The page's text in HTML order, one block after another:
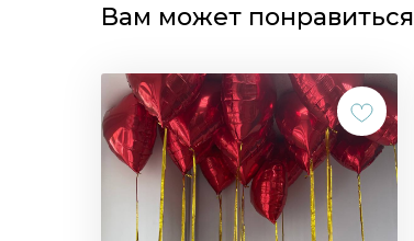
Вам может понравиться